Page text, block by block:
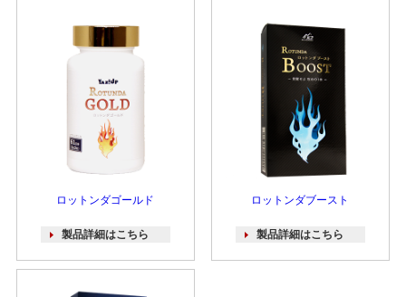
ロットンダゴールド
製品詳細はこちら
ロットンダブースト
製品詳細はこちら